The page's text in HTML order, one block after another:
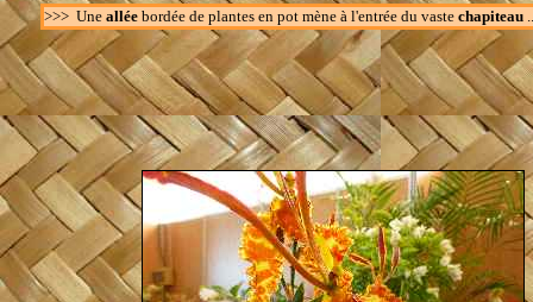
>>> Une allée bordée de plantes en pot mène à l'entrée du vaste chapiteau